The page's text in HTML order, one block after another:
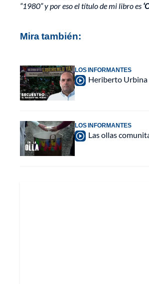
“1980” y por eso el título de mi libro es
Mira también:
LOS INFORMANTES
Heriberto Urbina
LOS INFORMANTES
Las ollas